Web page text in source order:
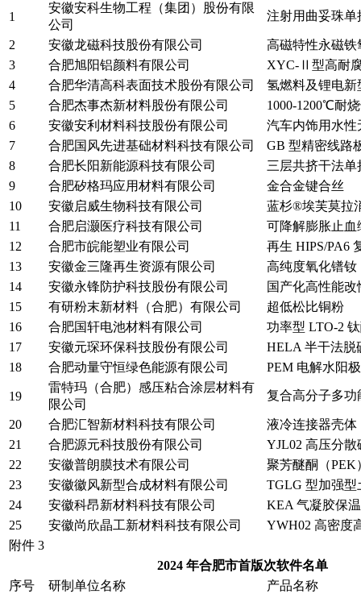
1
安徽安科生物工程（集团）股份有限
公司
注射用曲妥珠单
2 安徽龙磁科技股份有限公司
高磁特性永磁铁
3
合肥旭阳铝颜料有限公司
XYC-Ⅱ型高耐
4
合肥华清高科表面技术股份有限公司
氢燃料及锂电
5
合肥杰事杰新材料股份有限公司
1000-1200℃耐
6
安徽安利材料科技股份有限公司
汽车内饰用水
7
合肥国风先进基础材料科技有限公司
GB 型精密线路
8
合肥长阳新能源科技有限公司
三层共挤干法单
9
合肥矽格玛应用材料有限公司
金合金键合丝
10
安徽启威生物科技有限公司
蓝杉®埃芙莫拉
11
合肥启灏医疗科技有限公司
可降解膨胀止血
12
合肥市皖能塑业有限公司
再生 HIPS/PA6
13
安徽金三隆再生资源有限公司
高纯度氧化镨钕
14
安徽永锋防护科技股份有限公司
国产化高性能改
15
有研粉末新材料（合肥）有限公司
超低松比铜粉
16
合肥国轩电池材料有限公司
功率型 LTO-2
17
安徽元琛环保科技股份有限公司
HELA 半干法脱
18
合肥动量守恒绿色能源有限公司 PEM 电解水阳
19
雷特玛（合肥）感压粘合涂层材料有
限公司
复合高分子多
20 合肥汇智新材料科技有限公司
液冷连接器壳体
21
合肥源元科技股份有限公司
YJL02 高压分
22
安徽普朗膜技术有限公司
聚芳醚酮（PEK
23
安徽徽风新型合成材料有限公司
TGLG 型加强型
24
安徽科昂新材料科技有限公司
KEA 气凝胶保
25
安徽尚欣晶工新材料科技有限公司
YWH02 高密度
附件 3
2024 年合肥市首版次软件名单
序号
研制单位名称
产品名称